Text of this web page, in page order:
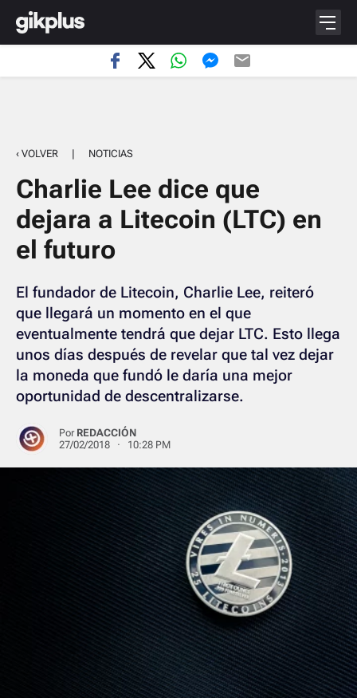
‹ VOLVER | NOTICIAS
Charlie Lee dice que
dejara a Litecoin (LTC) en
el futuro
El fundador de Litecoin, Charlie Lee, reiteró
que llegará un momento en el que
eventualmente tendrá que dejar LTC. Esto llega
unos días después de revelar que tal vez dejar
la moneda que fundó le daría una mejor
oportunidad de descentralizarse.
Por REDACCIÓN
27/02/2018 · 10:28 PM